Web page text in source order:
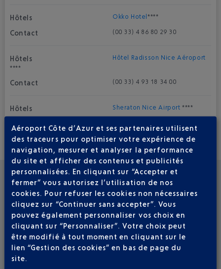
Okko Hotel ****
(00 33) 4 86 80 29 30
Hôtel Radisson Nice Aéroport
****
(00 33) 4 93 18 34 00
Sheraton Nice Airport ****
B&B***
(00 33) 892 233 663
Hôtel Ibis Styles Nice Cap 3000 Aéroport
(00 33) 4 92 12 88 88
Novotel Arenas***
Aéroport Côte d’Azur et ses partenaires utilisent
des traceurs pour optimiser votre expérience de
navigation, mesurer et analyser la performance
du site et afficher des contenus et publicités
personnalisées. En cliquant sur “Accepter et
fermer” vous autorisez l’utilisation de nos
cookies. Pour refuser les cookies non nécessaires
cliquez sur “Continuer sans accepter”. Vous
pouvez également personnaliser vos choix en
cliquant sur “Personnaliser”. Votre choix peut
être modifié à tout moment en cliquant sur le
lien “Gestion des cookies” en bas de page du
site.